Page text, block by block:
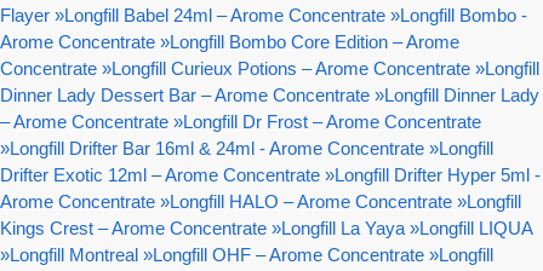
Flayer »Longfill Babel 24ml – Arome Concentrate »Longfill Bombo -
Arome Concentrate »Longfill Bombo Core Edition – Arome
Concentrate »Longfill Curieux Potions – Arome Concentrate »Longfill
Dinner Lady Dessert Bar – Arome Concentrate »Longfill Dinner Lady
– Arome Concentrate »Longfill Dr Frost – Arome Concentrate
»Longfill Drifter Bar 16ml & 24ml - Arome Concentrate »Longfill
Drifter Exotic 12ml – Arome Concentrate »Longfill Drifter Hyper 5ml -
Arome Concentrate »Longfill HALO – Arome Concentrate »Longfill
Kings Crest – Arome Concentrate »Longfill La Yaya »Longfill LIQUA
»Longfill Montreal »Longfill OHF – Arome Concentrate »Longfill